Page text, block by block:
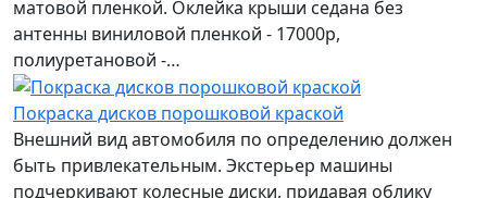
матовой пленкой. Оклейка крыши седана без
антенны виниловой пленкой - 17000р,
полиуретановой -…
Покраска дисков порошковой краской
Внешний вид автомобиля по определению должен
быть привлекательным. Экстерьер машины
подчеркивают колесные диски, придавая облику